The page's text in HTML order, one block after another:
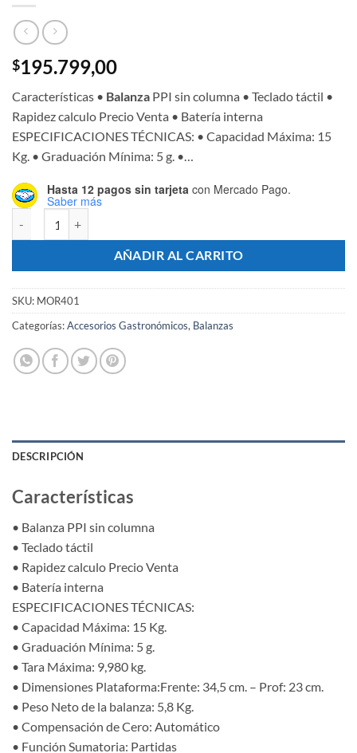
$195.799,00
Características • Balanza PPI sin columna • Teclado táctil •
Rapidez calculo Precio Venta • Batería interna
ESPECIFICACIONES TÉCNICAS: • Capacidad Máxima: 15
Kg. • Graduación Mínima: 5 g. •…
Hasta 12 pagos sin tarjeta con Mercado Pago.
Saber más
AÑADIR AL CARRITO
SKU: MOR401
Categorías:Accesorios Gastronómicos, Balanzas
DESCRIPCIÓN
Características
• Balanza PPI sin columna
• Teclado táctil
• Rapidez calculo Precio Venta
• Batería interna
ESPECIFICACIONES TÉCNICAS:
• Capacidad Máxima: 15 Kg.
• Graduación Mínima: 5 g.
• Tara Máxima: 9,980 kg.
• Dimensiones Plataforma:Frente: 34,5 cm. – Prof: 23 cm.
• Peso Neto de la balanza: 5,8 Kg.
• Compensación de Cero: Automático
• Función Sumatoria: Partidas